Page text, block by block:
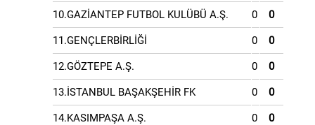
10.GAZİANTEP FUTBOL KULÜBÜ A.Ş. 0 0
11.GENÇLERBİRLİĞİ 0 0
12.GÖZTEPE A.Ş. 0 0
13.İSTANBUL BAŞAKŞEHİR FK 0 0
14.KASIMPAŞA A.Ş. 0 0